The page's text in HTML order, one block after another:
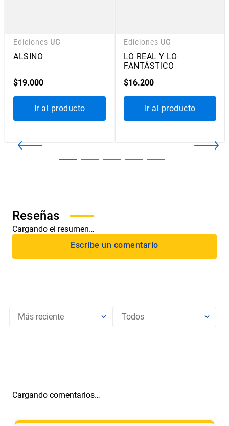
Ediciones UC
ALSINO
$19.000
Ir al producto
Ediciones UC
LO REAL Y LO
FANTÁSTICO
$16.200
Ir al producto
Cargando el resumen…
Más reciente Todos
Cargando comentarios…